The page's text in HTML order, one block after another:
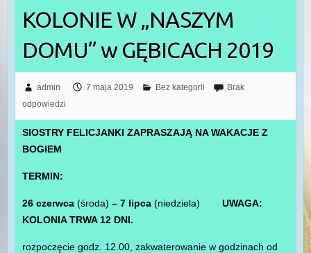
KOLONIE W „NASZYM
DOMU” w GĘBICACH 2019
admin 7 maja 2019 Bez kategorii
Brak
odpowiedzi
SIOSTRY FELICJANKI ZAPRASZAJĄ NA WAKACJE Z
BOGIEM
TERMIN:
26 czerwca (środa) – 7 lipca (niedziela) UWAGA:
KOLONIA TRWA 12 DNI.
rozpoczęcie godz. 12.00, zakwaterowanie w godzinach od